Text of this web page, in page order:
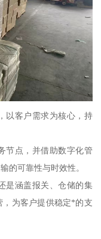
以客户需求为核心，持
节点，并借助数字化管
的可靠性与时效性。
是涵盖报关、仓储的集
，为客户提供稳定*的支